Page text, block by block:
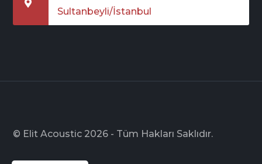
Sultanbeyli/İstanbul
© Elit Acoustic 2026 - Tüm Hakları Saklıdır.